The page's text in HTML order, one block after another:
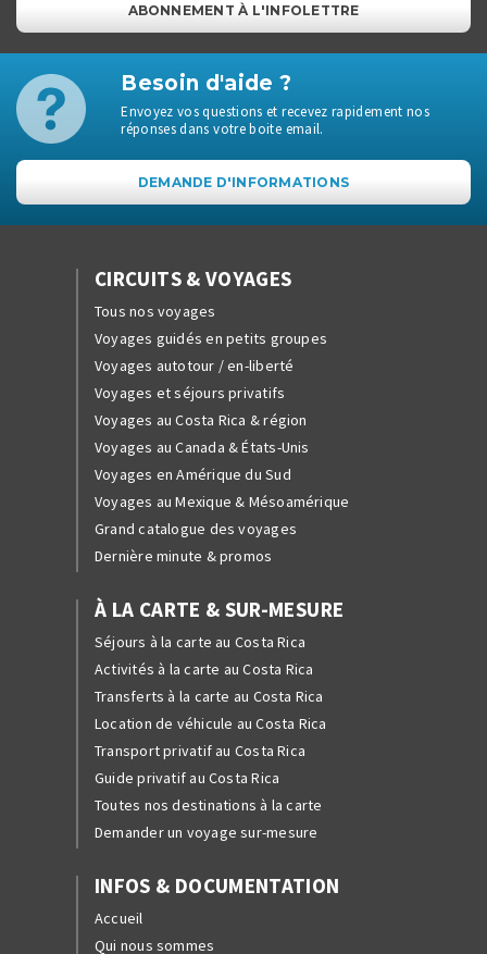
ABONNEMENT À L'INFOLETTRE
Besoin d'aide ?
Envoyez vos questions et recevez rapidement nos
réponses dans votre boite email.
DEMANDE D'INFORMATIONS
CIRCUITS & VOYAGES
Tous nos voyages
Voyages guidés en petits groupes
Voyages autotour / en-liberté
Voyages et séjours privatifs
Voyages au Costa Rica & région
Voyages au Canada & États-Unis
Voyages en Amérique du Sud
Voyages au Mexique & Mésoamérique
Grand catalogue des voyages
Dernière minute & promos
À LA CARTE & SUR-MESURE
Séjours à la carte au Costa Rica
Activités à la carte au Costa Rica
Transferts à la carte au Costa Rica
Location de véhicule au Costa Rica
Transport privatif au Costa Rica
Guide privatif au Costa Rica
Toutes nos destinations à la carte
Demander un voyage sur-mesure
INFOS & DOCUMENTATION
Accueil
Qui nous sommes